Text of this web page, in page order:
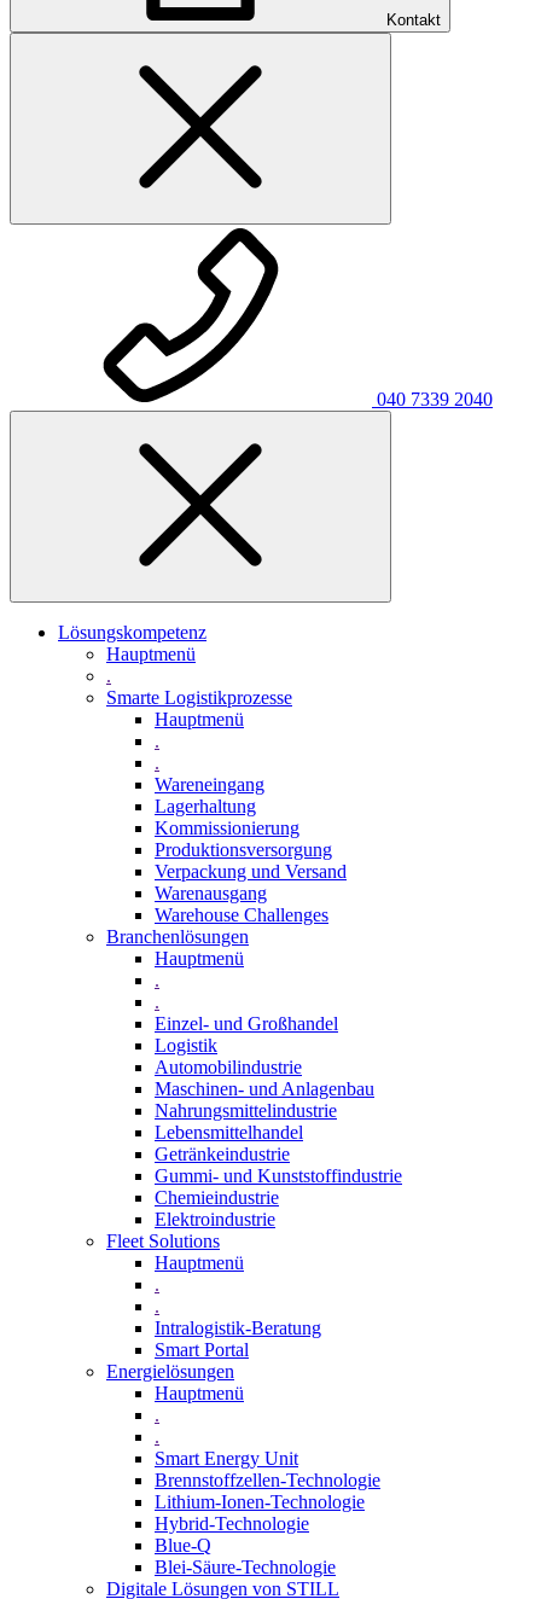
Kontakt
040 7339 2040
Lösungskompetenz
Hauptmenü
.
Smarte Logistikprozesse
Hauptmenü
.
.
Wareneingang
Lagerhaltung
Kommissionierung
Produktionsversorgung
Verpackung und Versand
Warenausgang
Warehouse Challenges
Branchenlösungen
Hauptmenü
.
.
Einzel- und Großhandel
Logistik
Automobilindustrie
Maschinen- und Anlagenbau
Nahrungsmittelindustrie
Lebensmittelhandel
Getränkeindustrie
Gummi­- und Kunststoffindustrie
Chemieindustrie
Elektroindustrie
Fleet Solutions
Hauptmenü
.
.
Intralogistik-Beratung
Smart Portal
Energielösungen
Hauptmenü
.
.
Smart Energy Unit
Brennstoffzellen-Technologie
Lithium-Ionen-Technologie
Hybrid-Technologie
Blue-Q
Blei-Säure-Technologie
Digitale Lösungen von STILL